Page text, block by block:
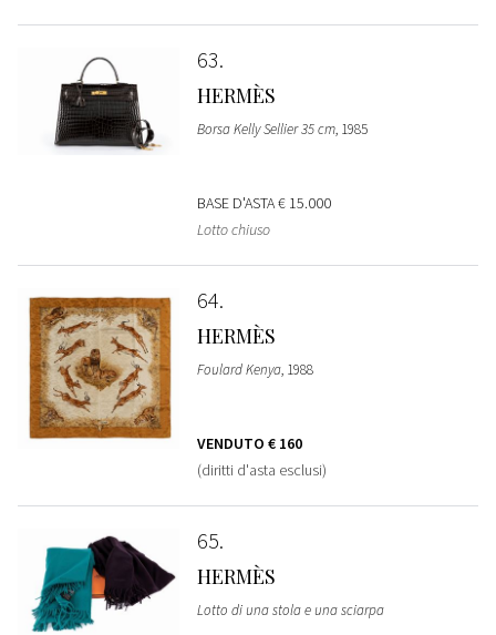
63
HERMÈS
Borsa Kelly Sellier 35 cm, 1985
BASE D'ASTA€ 15.000
Lotto chiuso
64
HERMÈS
Foulard Kenya, 1988
VENDUTO € 160
(diritti d'asta esclusi)
65
HERMÈS
Lotto di una stola e una sciarpa